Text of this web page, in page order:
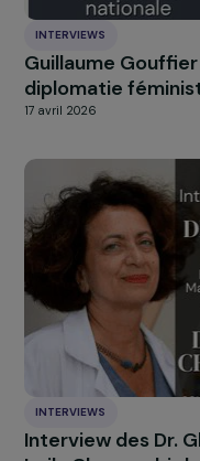
INTERVIEWS
Interview de
transmettre et
4 décembre 2025